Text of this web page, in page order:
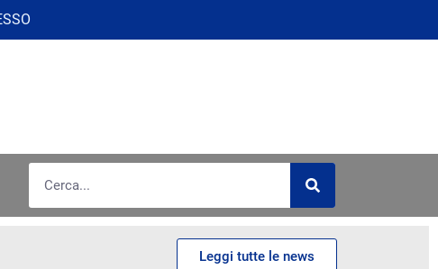
Leggi tutte le news